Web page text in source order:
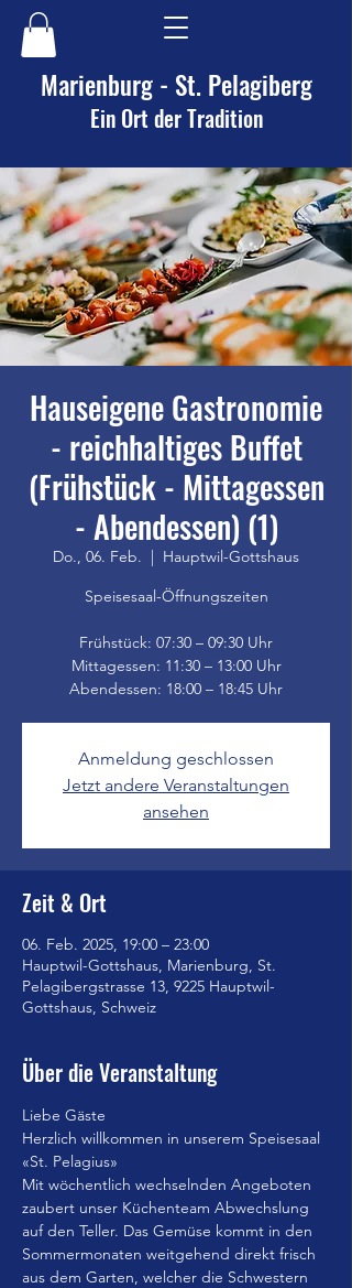
Marienburg - St. Pelagiberg
Ein Ort der Tradition
Hauseigene Gastronomie
- reichhaltiges Buffet
(Frühstück - Mittagessen
- Abendessen) (1)
Do., 06. Feb.
  |
Hauptwil-Gottshaus
Speisesaal-Öffnungszeiten
Frühstück: 07:30 – 09:30 Uhr
Mittagessen: 11:30 – 13:00 Uhr
Anmeldung geschlossen
Jetzt andere Veranstaltungen
ansehen
Zeit & Ort
06. Feb. 2025, 19:00 – 23:00
Hauptwil-Gottshaus, Marienburg, St.
Pelagibergstrasse 13, 9225 Hauptwil-
Gottshaus, Schweiz
Über die Veranstaltung
Liebe Gäste
Herzlich willkommen in unserem Speisesaal
«St. Pelagius»
Mit wöchentlich wechselnden Angeboten
zaubert unser Küchenteam Abwechslung
auf den Teller. Das Gemüse kommt in den
Sommermonaten weitgehend direkt frisch
aus dem Garten, welcher die Schwestern